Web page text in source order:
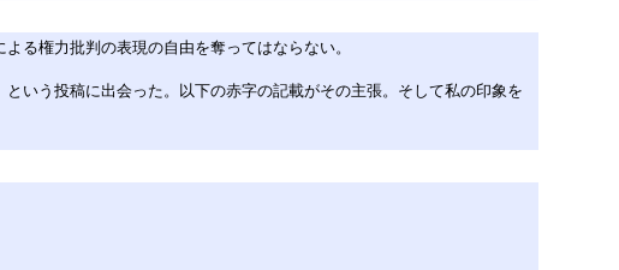
る権力批判の表現の自由を奪ってはならない。
いう投稿に出会った。以下の赤字の記載がその主張。そして私の印象を